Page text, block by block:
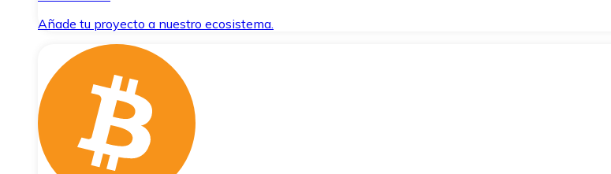
Añade tu proyecto a nuestro ecosistema.